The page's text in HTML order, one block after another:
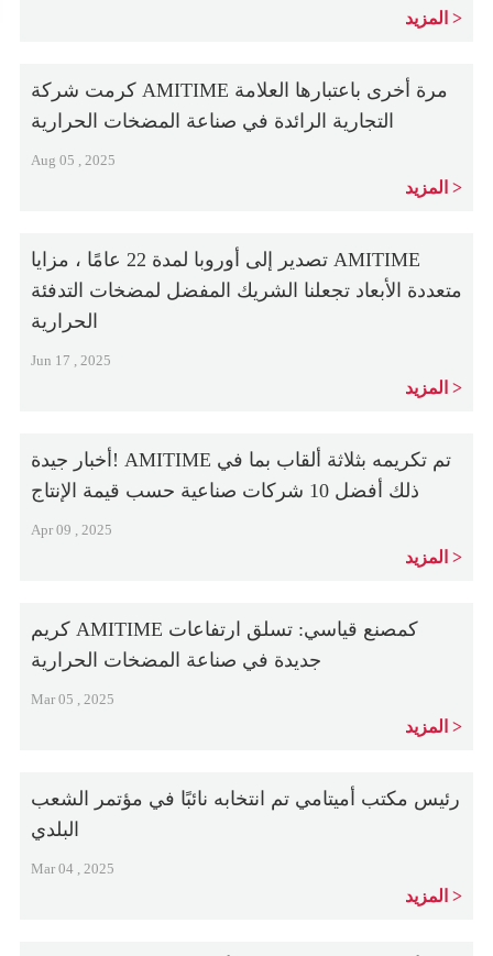
المزيد
كرمت شركة AMITIME مرة أخرى باعتبارها العلامة
التجارية الرائدة في صناعة المضخات الحرارية
Aug 05 , 2025
المزيد
تصدير إلى أوروبا لمدة 22 عامًا ، مزايا AMITIME
متعددة الأبعاد تجعلنا الشريك المفضل لمضخات التدفئة
الحرارية
Jun 17 , 2025
المزيد
أخبار جيدة! AMITIME تم تكريمه بثلاثة ألقاب بما في
ذلك أفضل 10 شركات صناعية حسب قيمة الإنتاج
Apr 09 , 2025
المزيد
كريم AMITIME كمصنع قياسي: تسلق ارتفاعات
جديدة في صناعة المضخات الحرارية
Mar 05 , 2025
المزيد
رئيس مكتب أميتامي تم انتخابه نائبًا في مؤتمر الشعب
البلدي
Mar 04 , 2025
المزيد